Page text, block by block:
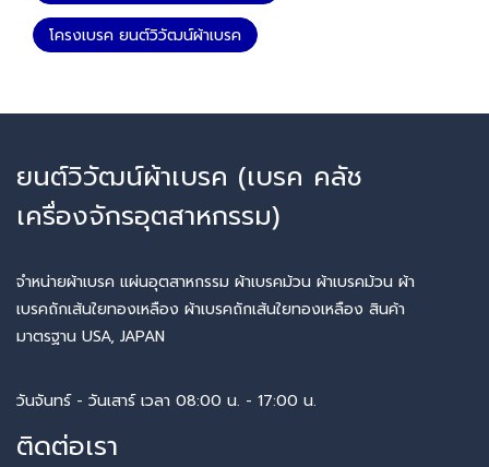
โครงเบรค ยนต์วิวัฒน์ผ้าเบรค
ยนต์วิวัฒน์ผ้าเบรค (เบรค คลัช
เครื่องจักรอุตสาหกรรม)
จำหน่ายผ้าเบรค แผ่นอุตสาหกรรม ผ้าเบรคม้วน ผ้าเบรคม้วน ผ้า
เบรคถักเส้นใยทองเหลือง ผ้าเบรคถักเส้นใยทองเหลือง สินค้า
มาตรฐาน USA, JAPAN
วันจันทร์ - วันเสาร์ เวลา 08:00 น. - 17:00 น.
ติดต่อเรา